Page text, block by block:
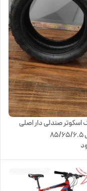
اسکوتر صندلی دار اصلی